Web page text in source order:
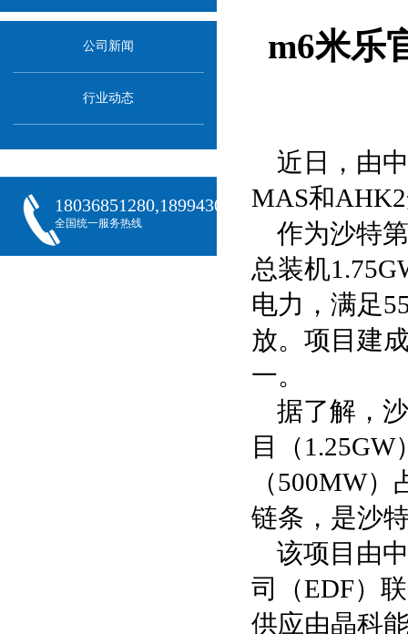
公司新闻
行业动态
18036851280,18994301288,18068407382
全国统一服务热线
m6米乐
近日，由
MAS和
作为沙特
总装机
电力，满足
放。项目建
一。
据了解，
目（
（500MW
链条，是沙
该项目由
司（EDF）
供应由晶科